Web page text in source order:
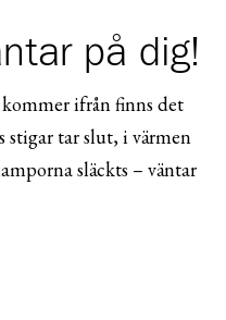
på dig!
ifrån finns det
stigar tar slut, i värmen
släckts – väntar